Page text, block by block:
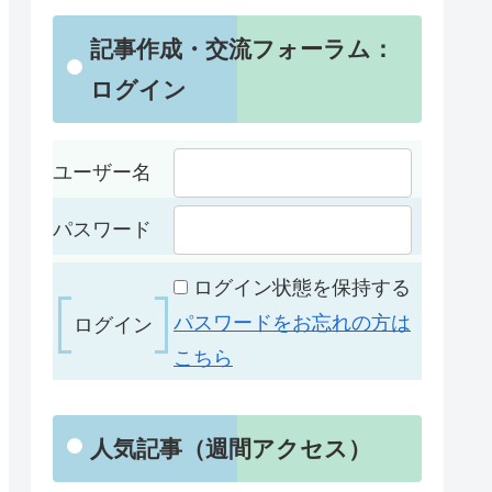
記事作成・交流フォーラム：
ログイン
ユーザー名
パスワード
ログイン状態を保持する
パスワードをお忘れの方は
こちら
人気記事（週間アクセス）